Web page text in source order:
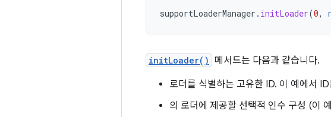
supportLoaderManager . initLoader(0,
initLoader()
메서드는 다음과 같습니다.
로더를 식별하는 고유한 ID. 이 예에서 ID
의 로더에 제공할 선택적 인수 구성 (이